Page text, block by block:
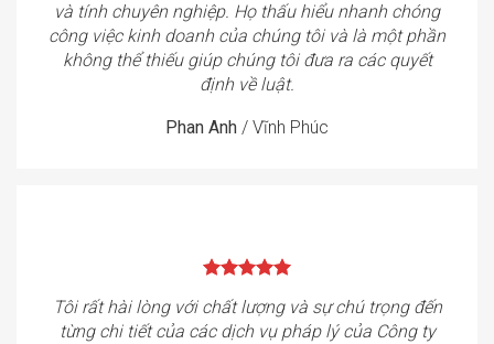
và tính chuyên nghiệp. Họ thấu hiểu nhanh chóng
công việc kinh doanh của chúng tôi và là một phần
không thể thiếu giúp chúng tôi đưa ra các quyết
định về luật.
Phan Anh / Vĩnh Phúc
Tôi rất hài lòng với chất lượng và sự chú trọng đến
từng chi tiết của các dịch vụ pháp lý của Công ty